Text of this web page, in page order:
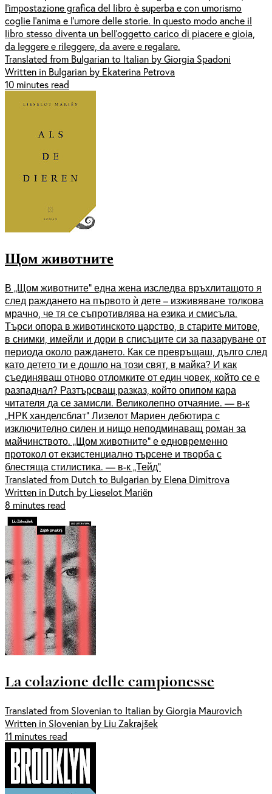
l’impostazione grafica del libro è superba e con umorismo
coglie l’anima e l’umore delle storie. In questo modo anche il
libro stesso diventa un bell’oggetto carico di piacere e gioia,
da leggere e rileggere, da avere e regalare.
Translated from Bulgarian to Italian by Giorgia Spadoni
Written in Bulgarian by Ekaterina Petrova
10 minutes read
Щом животните
В „Щом животните” една жена изследва връхлитащото я
след раждането на първото ѝ дете – изживяване толкова
мрачно, че тя се съпротивлява на езика и смисъла.
Търси опора в животинското царство, в старите митове,
в снимки, имейли и дори в списъците си за пазаруване от
периода около раждането. Как се превръщаш, дълго след
като детето ти е дошло на този свят, в майка? И как
съединяваш отново отломките от един човек, който се е
разпаднал? Разтърсващ разказ, който опипом кара
читателя да се замисли. Великолепно отчаяние. — в-к
„НРК ханделсблат” Лизелот Мариен дебютира с
изключително силен и нищо неподминаващ роман за
майчинството. „Щом животните” е едновременно
протокол от екзистенциално търсене и творба с
блестяща стилистика. — в-к „Тейд”
Translated from Dutch to Bulgarian by Elena Dimitrova
Written in Dutch by Lieselot Mariën
8 minutes read
La colazione delle campionesse
Translated from Slovenian to Italian by Giorgia Maurovich
Written in Slovenian by Liu Zakrajšek
11 minutes read